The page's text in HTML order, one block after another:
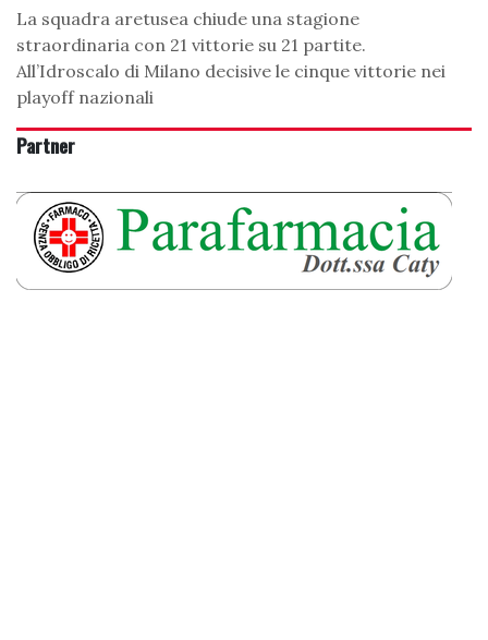
La squadra aretusea chiude una stagione
straordinaria con 21 vittorie su 21 partite.
All’Idroscalo di Milano decisive le cinque vittorie nei
playoff nazionali
Partner